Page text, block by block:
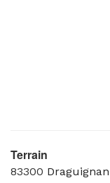
Terrain
83300 Draguignan